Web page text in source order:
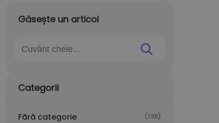
Găsește un articol
Categorii
Fără categorie (136)